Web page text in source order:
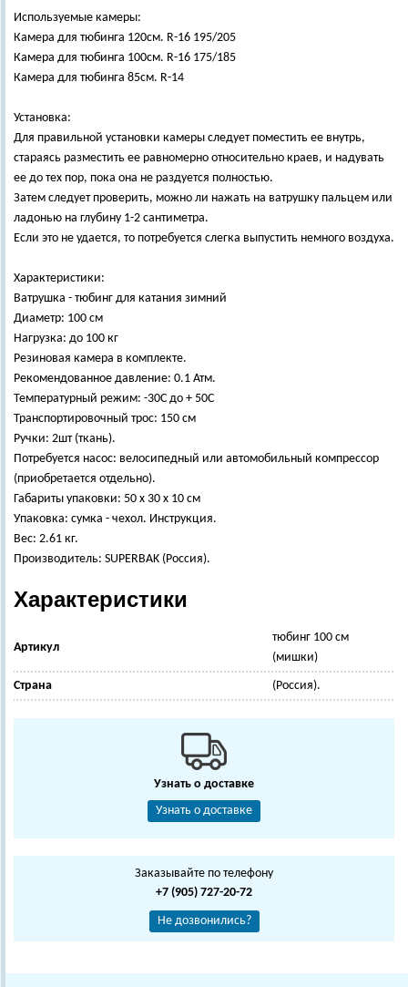
Используемые камеры:
Камера для тюбинга 120см. R-16 195/205
Камера для тюбинга 100см. R-16 175/185
Камера для тюбинга 85см. R-14
Установка:
Для правильной установки камеры следует поместить ее внутрь,
стараясь разместить ее равномерно относительно краев, и надувать
ее до тех пор, пока она не раздуется полностью.
Затем следует проверить, можно ли нажать на ватрушку пальцем или
ладонью на глубину 1-2 сантиметра.
Если это не удается, то потребуется слегка выпустить немного воздуха.
Характеристики:
Ватрушка - тюбинг для катания зимний
Диаметр: 100 см
Нагрузка: до 100 кг
Резиновая камера в комплекте.
Рекомендованное давление: 0.1 Атм.
Температурный режим: -30С до + 50С
Транспортировочный трос: 150 см
Ручки: 2шт (ткань).
Потребуется насос: велосипедный или автомобильный компрессор
(приобретается отдельно).
Габариты упаковки: 50 x 30 x 10 см
Упаковка: сумка - чехол. Инструкция.
Вес: 2.61 кг.
Производитель: SUPERBAK (Россия).
Характеристики
Артикул
тюбинг 100 см
(мишки)
Страна (Россия).
Узнать о доставке
Узнать о доставке
Заказывайте по телефону
+7 (905) 727-20-72
Не дозвонились?